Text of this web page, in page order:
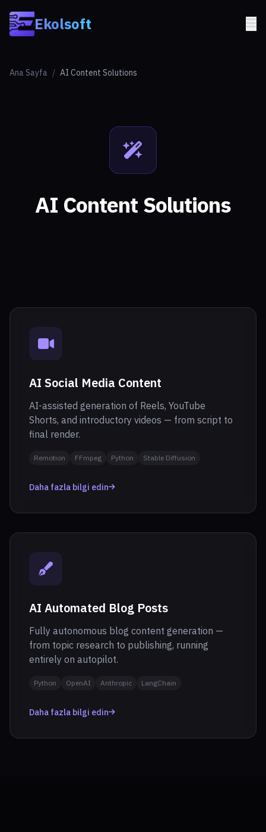
Ekolsoft
Ana Sayfa / AI Content Solutions
AI Content Solutions
AI Social Media Content
AI-assisted generation of Reels, YouTube
Shorts, and introductory videos — from script to
final render.
Remotion FFmpeg Python Stable Diffusion
Daha fazla bilgi edin
AI Automated Blog Posts
Fully autonomous blog content generation —
from topic research to publishing, running
entirely on autopilot.
Python OpenAI Anthropic LangChain
Daha fazla bilgi edin